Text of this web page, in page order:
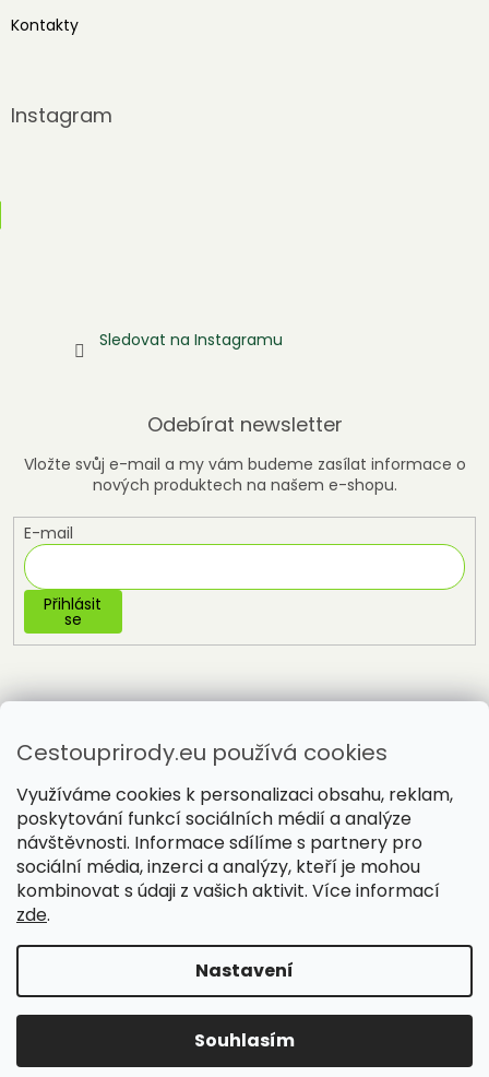
Cestouprirody.eu používá cookies
Využíváme cookies k personalizaci obsahu, reklam,
poskytování funkcí sociálních médií a analýze
návštěvnosti. Informace sdílíme s partnery pro
sociální média, inzerci a analýzy, kteří je mohou
kombinovat s údaji z vašich aktivit. Více informací
zde.
Nastavení
Souhlasím
Kontakty
Instagram
Sledovat na Instagramu
Odebírat newsletter
Vložte svůj e-mail a my vám budeme zasílat informace o
nových produktech na našem e-shopu.
E-mail
Přihlásit
se
Vytvořil Shoptet
Copyright 2026